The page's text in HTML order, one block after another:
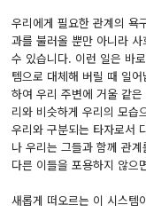
우리에게 필요한 관계의 욕
과를 불러올 뿐만 아니라
수 있습니다. 이런 일은 바
템으로 대체해 버릴 때 일
하여 우리 주변에 거울 같
리와 비슷하게 우리의 모습
우리와 구분되는 타자로서
나 우리는 그들과 함께 관
다른 이들을 포용하지 않으
새롭게 떠오르는 이 시스템